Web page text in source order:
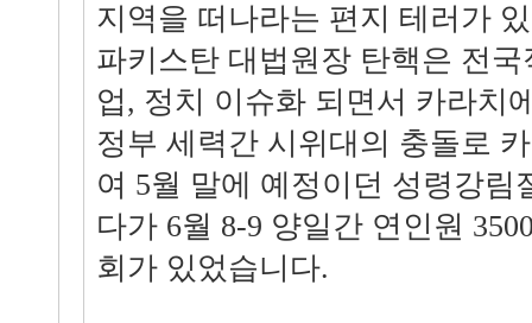
지역을 떠나라는 편지 테러가
파키스탄 대법원장 탄핵은 전
업, 정치 이슈화 되면서 카라치
정부 세력간 시위대의 충돌로
여 5월 말에 예정이던 성령강림
다가 6월 8-9 양일간 연인원
회가 있었습니다.